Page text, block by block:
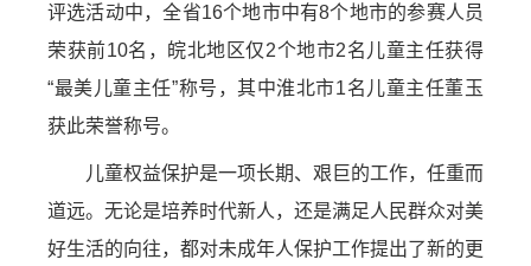
评选活动中，全省16个地市中有8个地市的参赛人员
荣获前10名，皖北地区仅2个地市2名儿童主任获得
“最美儿童主任”称号，其中淮北市1名儿童主任董玉
获此荣誉称号。
儿童权益保护是一项长期、艰巨的工作，任重而
道远。无论是培养时代新人，还是满足人民群众对美
好生活的向往，都对未成年人保护工作提出了新的更